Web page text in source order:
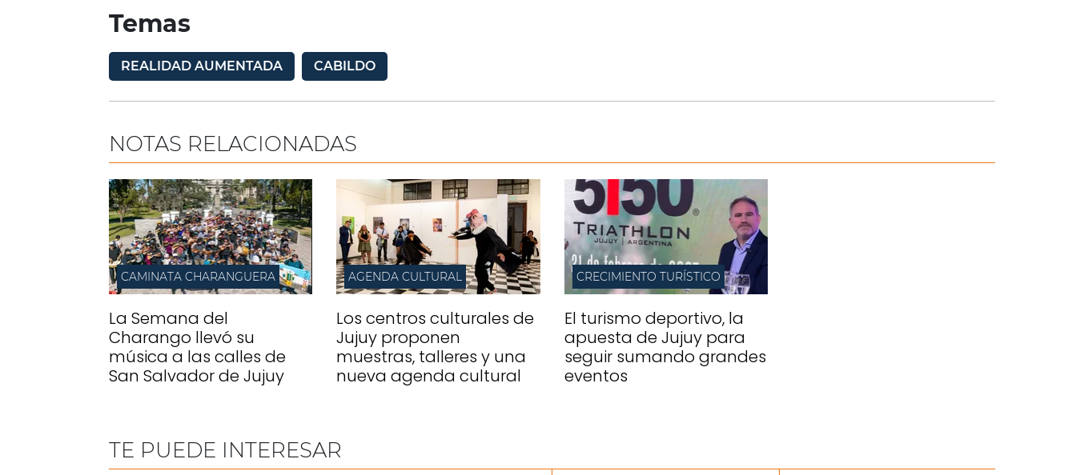
Temas
REALIDAD AUMENTADA CABILDO
NOTAS RELACIONADAS
CAMINATA CHARANGUERA
La Semana del
Charango llevó su
música a las calles de
San Salvador de Jujuy
AGENDA CULTURAL
Los centros culturales de
Jujuy proponen
muestras, talleres y una
nueva agenda cultural
CRECIMIENTO TURÍSTICO
El turismo deportivo, la
apuesta de Jujuy para
seguir sumando grandes
eventos
TE PUEDE INTERESAR